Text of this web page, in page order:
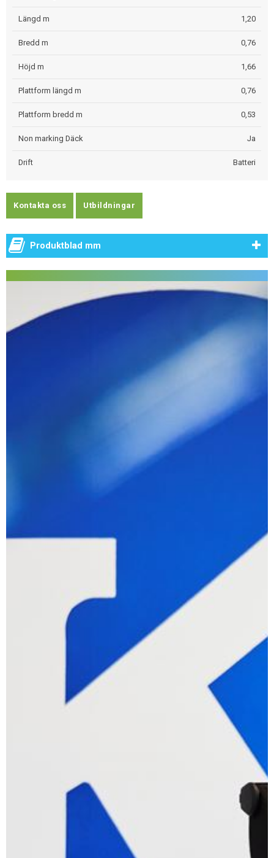
Längd m 1,20
Bredd m 0,76
Höjd m 1,66
Plattform längd m 0,76
Plattform bredd m 0,53
Non marking Däck Ja
Drift Batteri
Kontakta oss Utbildningar
Produktblad mm